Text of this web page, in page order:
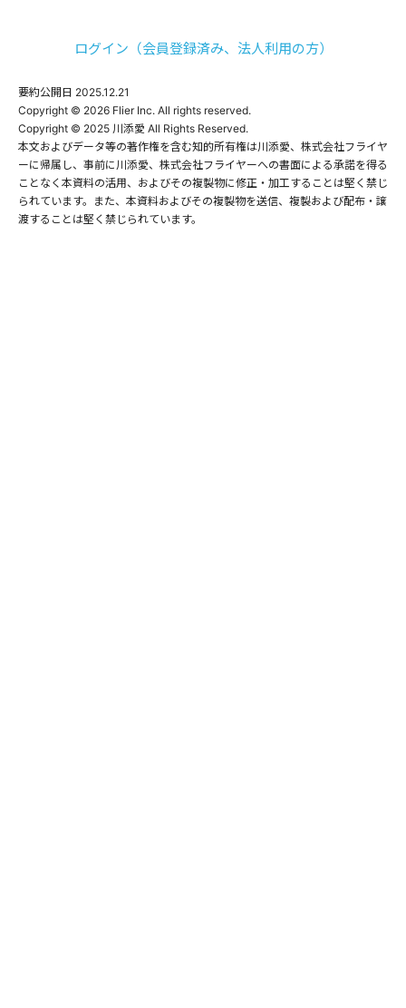
ログイン（会員登録済み、法人利用の方）
要約公開日 2025.12.21
Copyright © 2026 Flier Inc. All rights reserved.
Copyright © 2025 川添愛 All Rights Reserved.
本文およびデータ等の著作権を含む知的所有権は川添愛、株式会社フライヤ
ーに帰属し、事前に川添愛、株式会社フライヤーへの書面による承諾を得る
ことなく本資料の活用、およびその複製物に修正・加工することは堅く禁じ
られています。また、本資料およびその複製物を送信、複製および配布・譲
渡することは堅く禁じられています。